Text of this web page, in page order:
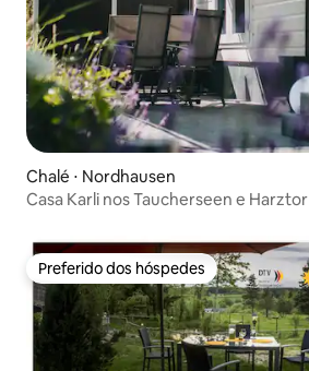
Chalé ⋅ Nordhausen
Casa Karli nos Taucherseen e Harztor
Preferido dos hóspedes
Preferido dos hóspedes